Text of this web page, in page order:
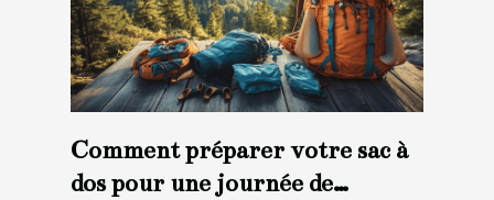
Comment préparer votre sac à
dos pour une journée de